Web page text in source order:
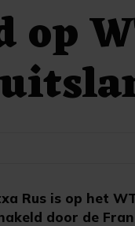
op
Rus is op het
door de